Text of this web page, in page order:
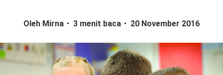
Oleh Mirna 3 menit baca 20 November 2016